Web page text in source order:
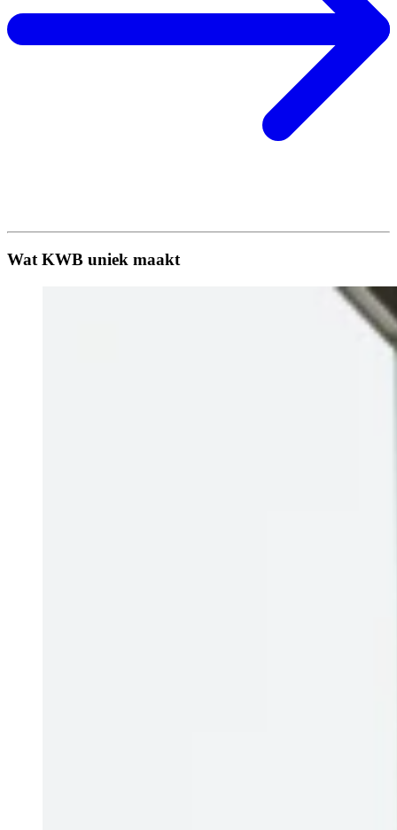
Wat KWB uniek maakt